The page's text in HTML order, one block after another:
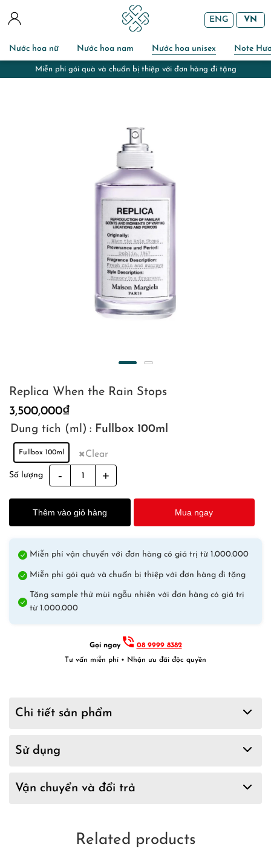
Nước hoa nữ Nước hoa nam Nước hoa unisex Note
ENG VN
Miễn phí gói quà và chuẩn bị thiệp với đơn hàng đi tặng
Replica When the Rain Stops
3,500,000₫
Dung tích (ml) : Fullbox 100ml
Fullbox 100ml Clear
Số lượng
When
the
Rain
Stops
Thêm vào giỏ hàng Mua ngay
Miễn phí vận chuyển với đơn hàng có giá trị từ 1.000.000
Miễn phí gói quà và chuẩn bị thiệp với đơn hàng đi tặng
Tặng sample thử mùi ngẫu nhiên với đơn hàng có giá trị
từ 1.000.000
Gọi ngay
08 9999 8382
Tư vấn miễn phí • Nhận ưu đãi độc quyền
Chi tiết sản phẩm
Sử dụng
Vận chuyển và đổi trả
Related products